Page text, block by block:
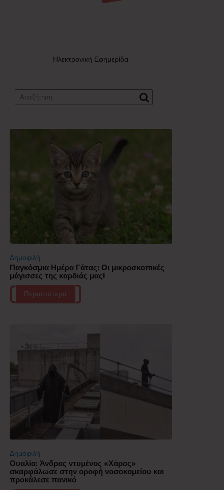
Ηλεκτρονική Εφημερίδα
Δημοφιλή
Παγκόσμια Ημέρα Γάτας: Οι μικροσκοπικές
μάγισσες της καρδιάς μας!
Περισσότερα
Δημοφιλή
Ουαλία: Άνδρας ντυμένος «Χάρος»
σκαρφάλωσε στην οροφή νοσοκομείου και
προκάλεσε πανικό